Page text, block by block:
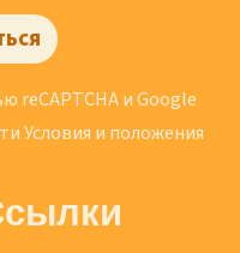
reCAPTCHA и Google
Условия и положения